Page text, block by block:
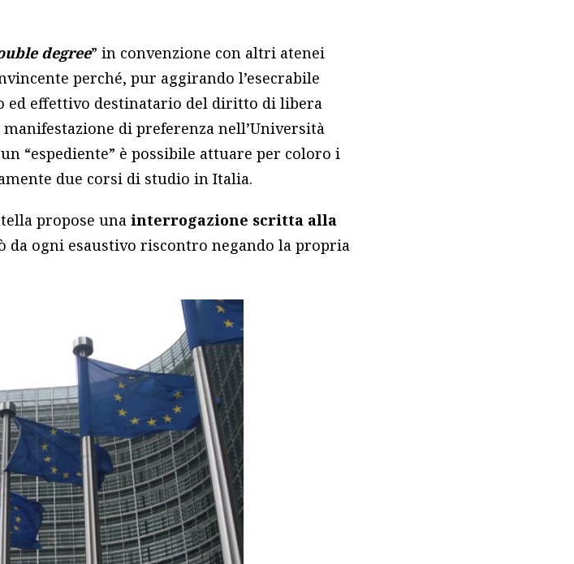
degree” in convenzione con altri atenei
perché, pur aggirando l’esecrabile
ed effettivo destinatario del diritto di libera
di preferenza nell’Università
“espediente” è possibile attuare per coloro i
due corsi di studio in Italia.
propose unainterrogazione scritta alla
da ogni esaustivo riscontro negando la propria